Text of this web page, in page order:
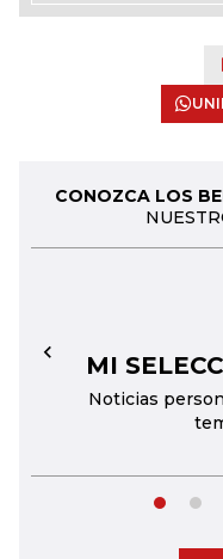
CONOZCA LOS
MI
Noticias
←